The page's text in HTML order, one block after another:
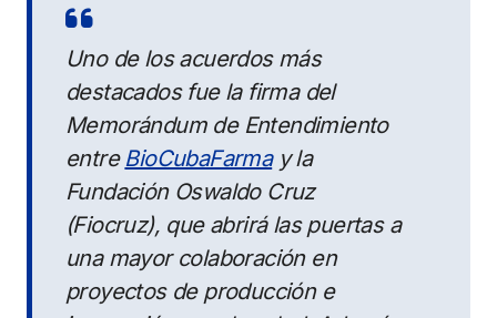
Uno de los acuerdos más
destacados fue la firma del
Memorándum de Entendimiento
entreBioCubaFarmay la
Fundación Oswaldo Cruz
(Fiocruz), que abrirá las puertas a
una mayor colaboración en
proyectos de producción e